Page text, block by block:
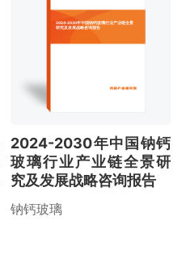
2024-2030年中国钠钙玻璃行业产业链全景
研究及发展战略咨询报告
2024-2030年中国钠钙
玻璃行业产业链全景研
究及发展战略咨询报告
钠钙玻璃